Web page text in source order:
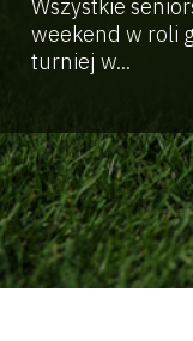
Wszystkie
weekend w roli
turniej w...